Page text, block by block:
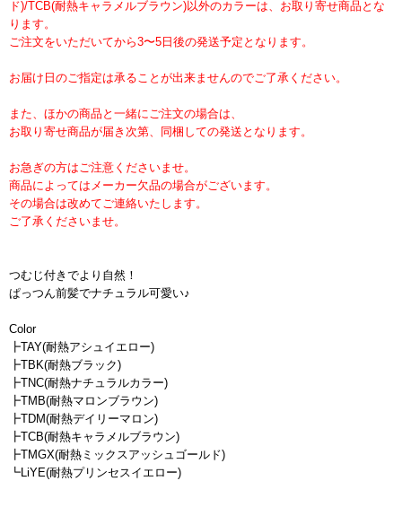
ド)/TCB(耐熱キャラメルブラウン)以外のカラーは、お取り寄せ商品とな
ります。
ご注文をいただいてから3〜5日後の発送予定となります。
お届け日のご指定は承ることが出来ませんのでご了承ください。
また、ほかの商品と一緒にご注文の場合は、
お取り寄せ商品が届き次第、同梱しての発送となります。
お急ぎの方はご注意くださいませ。
商品によってはメーカー欠品の場合がございます。
その場合は改めてご連絡いたします。
ご了承くださいませ。
つむじ付きでより自然！
ぱっつん前髪でナチュラル可愛い♪
Color
┣TAY(耐熱アシュイエロー)
┣TBK(耐熱ブラック)
┣TNC(耐熱ナチュラルカラー)
┣TMB(耐熱マロンブラウン)
┣TDM(耐熱デイリーマロン)
┣TCB(耐熱キャラメルブラウン)
┣TMGX(耐熱ミックスアッシュゴールド)
┗LiYE(耐熱プリンセスイエロー)